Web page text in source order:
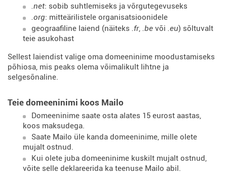
.net: sobib suhtlemiseks ja võrgutegevuseks
.org: mitteärilistele organisatsioonidele
geograafiline laiend (näiteks .fr, .be või .eu) sõltuvalt
teie asukohast
Sellest laiendist valige oma domeeninime moodustamiseks
põhiosa, mis peaks olema võimalikult lihtne ja
selgesõnaline.
Teie domeeninimi koos Mailo
Domeeninime saate osta alates 15 eurost aastas,
koos maksudega.
Saate Mailo üle kanda domeeninime, mille olete
mujalt ostnud.
Kui olete juba domeeninime kuskilt mujalt ostnud,
võite selle deklareerida ka teenuse Mailo abil.